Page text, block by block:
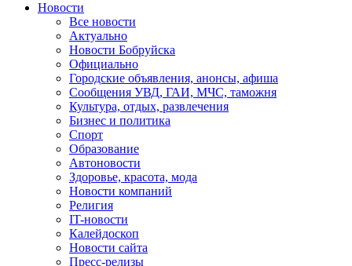
Новости
Все новости
Актуально
Новости Бобруйска
Официально
Городские объявления, анонсы, афиша
Сообщения УВД, ГАИ, МЧС, таможня
Культура, отдых, развлечения
Бизнес и политика
Спорт
Образование
Автоновости
Здоровье, красота, мода
Новости компаний
Религия
IT-новости
Калейдоскоп
Новости сайта
Пресс-релизы